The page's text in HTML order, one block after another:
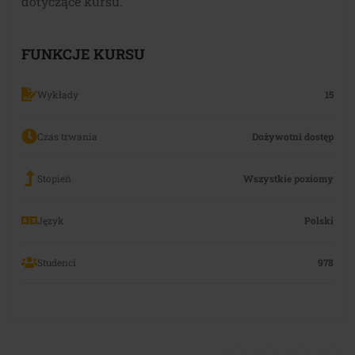
FUNKCJE KURSU
Wykłady 15
Czas trwania Dożywotni dostęp
Stopień Wszystkie poziomy
Język Polski
Studenci 978